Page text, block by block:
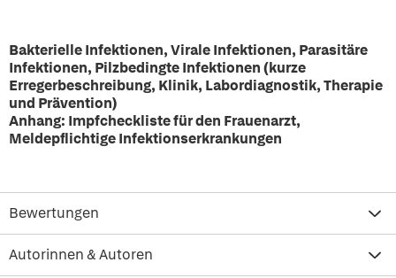
Bakterielle Infektionen, Virale Infektionen, Parasitäre
Infektionen, Pilzbedingte Infektionen (kurze
Erregerbeschreibung, Klinik, Labordiagnostik, Therapie
und Prävention)
Anhang: Impfcheckliste für den Frauenarzt,
Meldepflichtige Infektionserkrankungen
Bewertungen
Autorinnen & Autoren